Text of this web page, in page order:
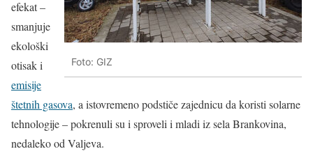
Foto: GIZ
efekat –
smanjuje
ekološki
otisak i
emisije
štetnih gasova, a istovremeno podstiče zajednicu da koristi solarne
tehnologije – pokrenuli su i sproveli i mladi iz sela Brankovina,
nedaleko od Valjeva.